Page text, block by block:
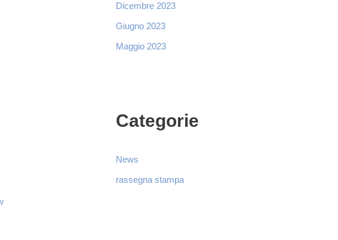
Dicembre 2023
Giugno 2023
Maggio 2023
Categorie
News
rassegna stampa